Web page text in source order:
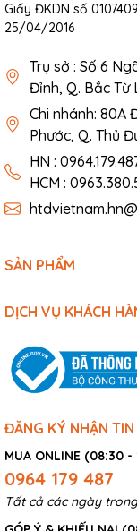
Giấy ĐKDN số
25/04/2016
Trụ sở : Số 6
Đỉnh, Q. Bắc Từ
Chi nhánh: 80A
Phước, Q. Thủ
HN :
HCM :
SẢN PHẨM
DỊCH VỤ KHÁCH
ĐĂNG KÝ NHẬN TIN
MUA ONLINE (08:30
0964 179 487
Tất cả các ngày